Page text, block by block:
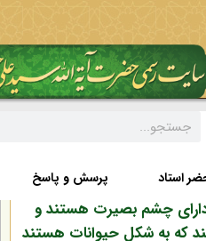
صفحه نخست
پرسش و پاسخ
بصیرت هستند و
حیوانات هستند